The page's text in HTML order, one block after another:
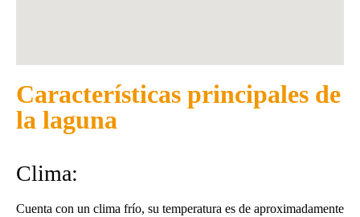
Características principales de
la laguna
Clima:
Cuenta con un clima frío, su temperatura es de aproximadamente